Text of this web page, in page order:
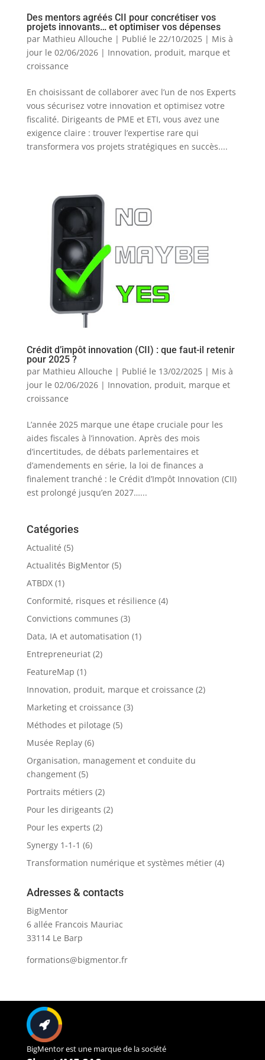
Des mentors agréés CII pour concrétiser vos
projets innovants… et optimiser vos dépenses
par Mathieu Allouche | Publié le 22/10/2025 | Mis à
jour le 02/06/2026| Innovation, produit, marque et
croissance
En choisissant de collaborer avec l’un de nos Experts
vous sécurisez votre innovation et optimisez votre
fiscalité. Dirigeants de PME et ETI, vous avez une
exigence claire : trouver l’expertise rare qui
transformera vos projets stratégiques en succès....
Crédit d’impôt innovation (CII) : que faut-il retenir
pour 2025 ?
par Mathieu Allouche | Publié le 13/02/2025 | Mis à
jour le 02/06/2026| Innovation, produit, marque et
croissance
L’année 2025 marque une étape cruciale pour les
aides fiscales à l’innovation. Après des mois
d’incertitudes, de débats parlementaires et
d’amendements en série, la loi de finances a
finalement tranché : le Crédit d’Impôt Innovation (CII)
est prolongé jusqu’en 2027…...
Catégories
Actualité (5)
Actualités BigMentor(5)
ATBDX(1)
Conformité, risques et résilience (4)
Convictions communes (3)
Data, IA et automatisation (1)
Entrepreneuriat(2)
FeatureMap (1)
Innovation, produit, marque et croissance (2)
Marketing et croissance (3)
Méthodes et pilotage (5)
Musée Replay(6)
Organisation, management et conduite du
changement(5)
Portraits métiers (2)
Pour les dirigeants (2)
Pour les experts (2)
Synergy 1-1-1 (6)
Transformation numérique et systèmes métier(4)
Adresses & contacts
BigMentor
6 allée Francois Mauriac
33114 Le Barp
formations@bigmentor.fr
BigMentor est une marque de la société